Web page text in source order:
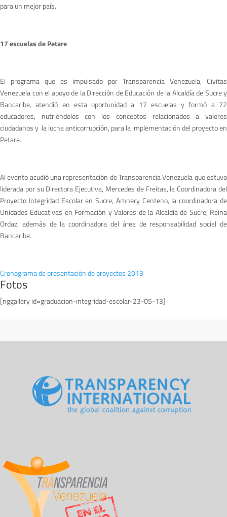
para un mejor país.
17 escuelas de Petare
El programa que es impulsado por Transparencia Venezuela, Civitas
Venezuela con el apoyo de la Dirección de Educación de la Alcaldía de Sucre y
Bancaribe, atendió en esta oportunidad a 17 escuelas y formó a 72
educadores, nutriéndolos con los conceptos relacionados a valores
ciudadanos y la lucha anticorrupción, para la implementación del proyecto en
Petare.
Al evento acudió una representación de Transparencia Venezuela que estuvo
liderada por su Directora Ejecutiva, Mercedes de Freitas, la Coordinadora del
Proyecto Integridad Escolar en Sucre, Amnery Centeno, la coordinadora de
Unidades Educativas en Formación y Valores de la Alcaldía de Sucre, Reina
Ordaz, además de la coordinadora del área de responsabilidad social de
Bancaribe.
Cronograma de presentación de proyectos 2013
Fotos
[nggallery id=graduacion-integridad-escolar-23-05-13]